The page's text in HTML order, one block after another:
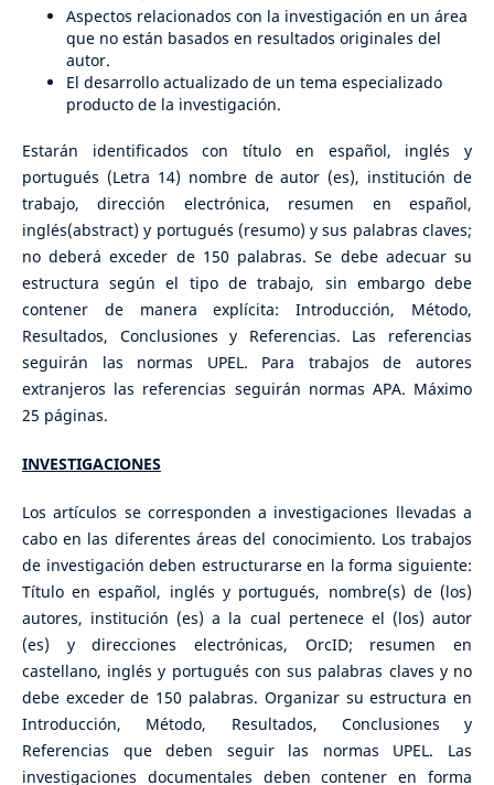
Aspectos relacionados con la investigación en un área
que no están basados en resultados originales del
autor.
El desarrollo actualizado de un tema especializado
producto de la investigación.
Estarán identificados con título en español, inglés y
portugués (Letra 14) nombre de autor (es), institución de
trabajo, dirección electrónica, resumen en español,
inglés(abstract) y portugués (resumo) y sus palabras claves;
no deberá exceder de 150 palabras. Se debe adecuar su
estructura según el tipo de trabajo, sin embargo debe
contener de manera explícita: Introducción, Método,
Resultados, Conclusiones y Referencias. Las referencias
seguirán las normas UPEL. Para trabajos de autores
extranjeros las referencias seguirán normas APA. Máximo
25 páginas.
INVESTIGACIONES
Los artículos se corresponden a investigaciones llevadas a
cabo en las diferentes áreas del conocimiento. Los trabajos
de investigación deben estructurarse en la forma siguiente:
Título en español, inglés y portugués, nombre(s) de (los)
autores, institución (es) a la cual pertenece el (los) autor
(es) y direcciones electrónicas, OrcID; resumen en
castellano, inglés y portugués con sus palabras claves y no
debe exceder de 150 palabras. Organizar su estructura en
Introducción, Método, Resultados, Conclusiones y
Referencias que deben seguir las normas UPEL. Las
investigaciones documentales deben contener en forma